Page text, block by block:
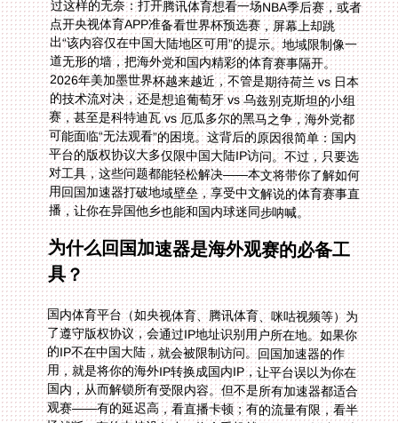
播，让你在异国他乡也能和国内球迷同步呐喊。
为什么回国加速器是海外观赛的必备工
具？
国内体育平台（如央视体育、腾讯体育、咪咕视频等）为
了遵守版权协议，会通过IP地址识别用户所在地。如果你
的IP不在中国大陆，就会被限制访问。回国加速器的作
用，就是将你的海外IP转换成国内IP，让平台误以为你在
国内，从而解锁所有受限内容。但不是所有加速器都适合
观赛——有的延迟高，看直播卡顿；有的流量有限，看半
场就断；有的支持设备少，换个手机就用不了。所以，选